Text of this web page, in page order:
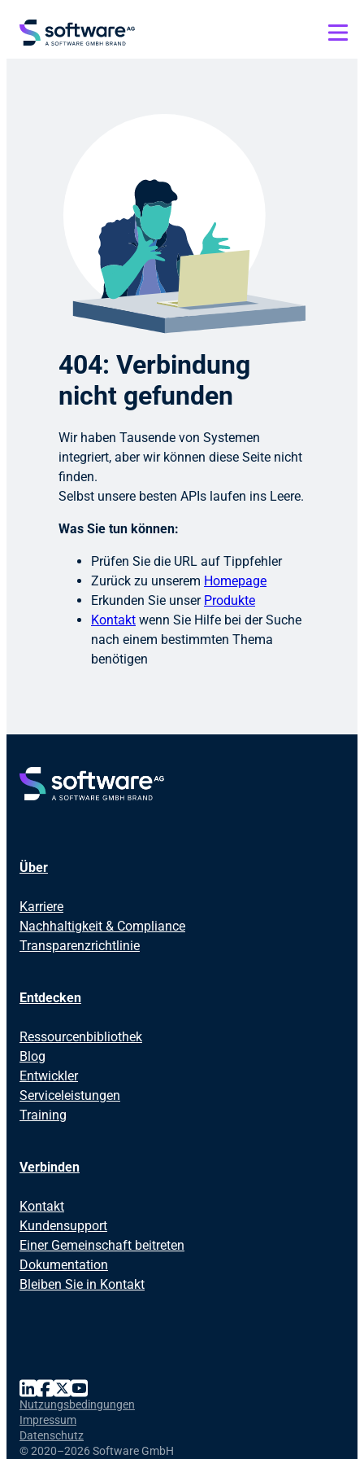
404: Verbindung
nicht gefunden
Wir haben Tausende von Systemen
integriert, aber wir können diese Seite nicht
finden.
Selbst unsere besten APIs laufen ins Leere.
Was Sie tun können:
Prüfen Sie die URL auf Tippfehler
Zurück zu unserem Homepage
Erkunden Sie unser Produkte
Kontakt wenn Sie Hilfe bei der Suche
nach einem bestimmten Thema
benötigen
Über
Karriere
Nachhaltigkeit & Compliance
Transparenzrichtlinie
Entdecken
Ressourcenbibliothek
Blog
Entwickler
Serviceleistungen
Training
Verbinden
Kontakt
Kundensupport
Einer Gemeinschaft beitreten
Dokumentation
Bleiben Sie in Kontakt
©2020–2026 Software GmbH
Nutzungsbedingungen
Impressum
Datenschutz